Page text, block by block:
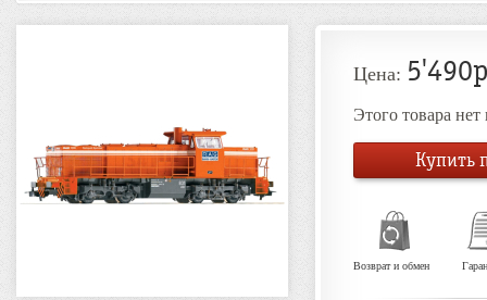
Цена:
Этого товара
Купить
Возврат и обмен